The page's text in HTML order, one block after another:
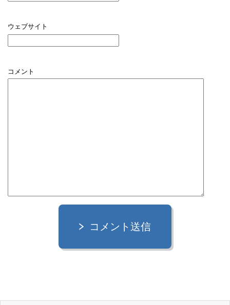
ウェブサイト
コメント
コメント送信